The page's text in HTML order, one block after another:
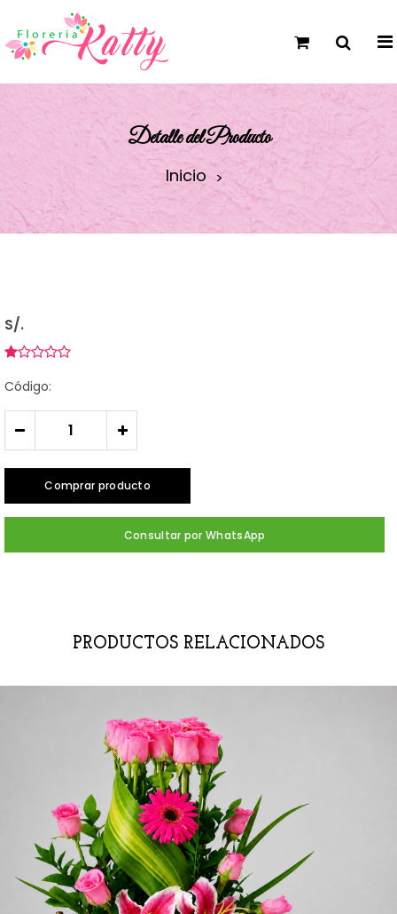
Detalle del Producto
Inicio
S/.
Código:
- +
Comprar producto
Consultar por WhatsApp
PRODUCTOS RELACIONADOS